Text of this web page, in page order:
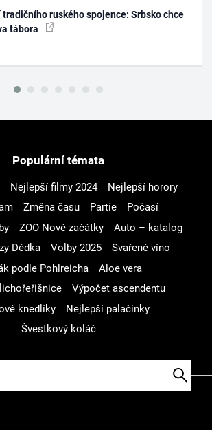
ruského spojence: Srbsko chce
tábora
Populární témata
Nejlepší filmy 2024
Nejlepší horory
Změna času Partie
Počasí
ZOO Nové začátky
Auto – katalog
Dědka
Volby 2025
Svařené víno
podle Pohlreicha
Aloe vera
Výpočet ascendentu
knedlíky
Nejlepší palačinky
Švestkový koláč